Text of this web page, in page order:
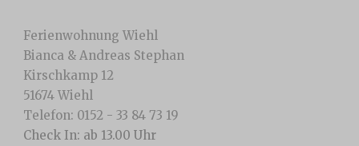
Ferienwohnung Wiehl
Bianca & Andreas Stephan
Kirschkamp 12
51674 Wiehl
Telefon: 0152 - 33 84 73 19
Check In: ab 13.00 Uhr